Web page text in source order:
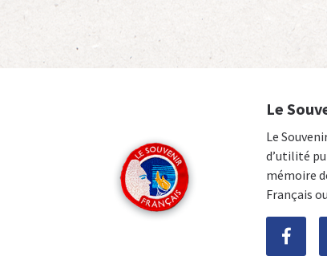
Le
Le
d’utilité
mémoire
Français